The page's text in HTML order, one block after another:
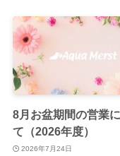
8月お盆期間の営業
て（2026年度）
2026年7月24日